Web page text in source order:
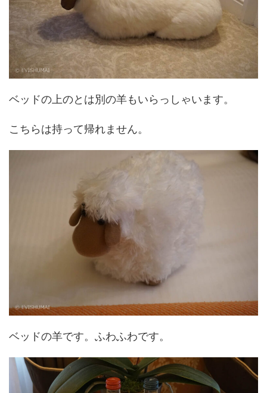
ベッドの上のとは別の羊もいらっしゃいます。
こちらは持って帰れません。
ベッドの羊です。ふわふわです。